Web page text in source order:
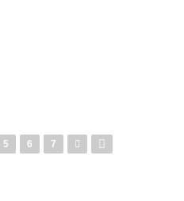
5 6 7